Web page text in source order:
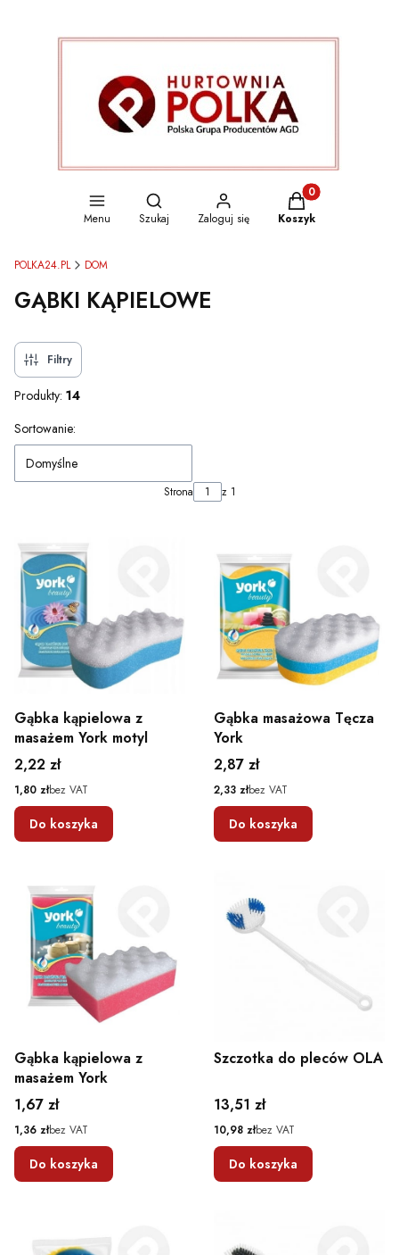
Menu
Otwórz wyszukiwarkę
Szukaj Zaloguj się
Produkty w
Koszyk
POLKA24.PL DOM
GĄBKI KĄPIELOWE
Filtry
Produkty: 14
Lista produktów
Sortowanie:
Domyślne
Strona z 1
Gąbka kąpielowa z
masażem York motyl
Cena
2,22 zł
Cena
1,80 złbez VAT
Do koszyka
Gąbka masażowa Tęcza
York
Cena
2,87 zł
Cena
2,33 złbez VAT
Do koszyka
Gąbka kąpielowa z
masażem York
Cena
1,67 zł
Cena
1,36 złbez VAT
Do koszyka
Szczotka do pleców OLA
Cena
13,51 zł
Cena
10,98 złbez VAT
Do koszyka